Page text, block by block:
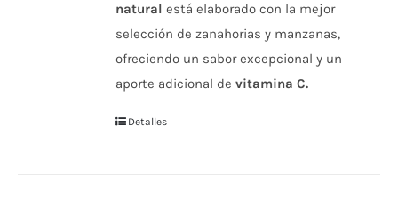
natural está elaborado con la mejor
selección de zanahorias y manzanas,
ofreciendo un sabor excepcional y un
aporte adicional devitamina C.
Detalles